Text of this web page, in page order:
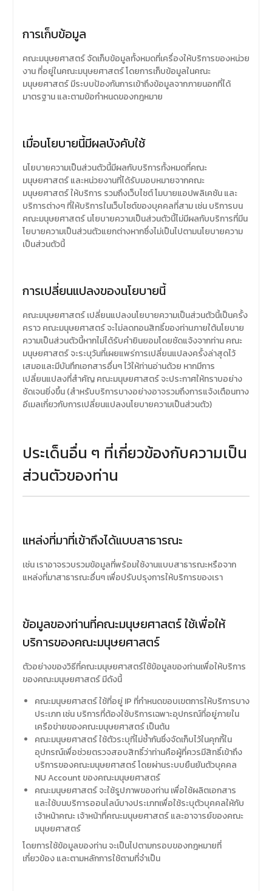
การเก็บข้อมูล
คณะมนุษยศาสตร์ จัดเก็บข้อมูลทั้งหมดที่เครื่องให้บริการของหน่วย
งาน ที่อยู่ในคณะมนุษยศาสตร์ โดยการเก็บข้อมูลในคณะ
มนุษยศาสตร์ มีระบบป้องกันการเข้าถึงข้อมูลจากภายนอกที่ได้
มาตรฐาน และตามข้อกำหนดของกฎหมาย
เมื่อนโยบายนี้มีผลบังคับใช้
นโยบายความเป็นส่วนตัวนี้มีผลกับบริการทั้งหมดที่คณะ
มนุษยศาสตร์ และหน่วยงานที่ได้รับมอบหมายจากคณะ
มนุษยศาสตร์ ให้บริการ รวมถึงเว็บไซต์ โมบายแอปพลิเคชัน และ
บริการต่างๆ ที่ให้บริการในเว็บไซต์ของบุคคลที่สาม เช่น บริการบน
คณะมนุษยศาสตร์ นโยบายความเป็นส่วนตัวนี้ไม่มีผลกับบริการที่มีน
โยบายความเป็นส่วนตัวแยกต่างหากซึ่งไม่เป็นไปตามนโยบายความ
เป็นส่วนตัวนี้
การเปลี่ยนแปลงของนโยบายนี้
คณะมนุษยศาสตร์ เปลี่ยนแปลงนโยบายความเป็นส่วนตัวนี้เป็นครั้ง
คราว คณะมนุษยศาสตร์ จะไม่ลดทอนสิทธิ์ของท่านภายใต้นโยบาย
ความเป็นส่วนตัวนี้หากไม่ได้รับคำยินยอมโดยชัดแจ้งจากท่าน คณะ
มนุษยศาสตร์ จะระบุวันที่เผยแพร่การเปลี่ยนแปลงครั้งล่าสุดไว้
เสมอและมีบันทึกเอกสารอื่นๆ ไว้ให้ท่านอ่านด้วย หากมีการ
เปลี่ยนแปลงที่สำคัญ คณะมนุษยศาสตร์ จะประกาศให้ทราบอย่าง
ชัดเจนยิ่งขึ้น (สำหรับบริการบางอย่างอาจรวมถึงการแจ้งเตือนทาง
อีเมลเกี่ยวกับการเปลี่ยนแปลงนโยบายความเป็นส่วนตัว)
ประเด็นอื่น ๆ ที่เกี่ยวข้องกับความเป็น
ส่วนตัวของท่าน
แหล่งที่มาที่เข้าถึงได้แบบสาธารณะ
เช่น เราอาจรวบรวมข้อมูลที่พร้อมใช้งานแบบสาธารณะหรือจาก
แหล่งที่มาสาธารณะอื่นๆ เพื่อปรับปรุงการให้บริการของเรา
ข้อมูลของท่านที่คณะมนุษยศาสตร์ ใช้เพื่อให้
บริการของคณะมนุษยศาสตร์
ตัวอย่างของวิธีที่คณะมนุษยศาสตร์ใช้ข้อมูลของท่านเพื่อให้บริการ
ของคณะมนุษยศาสตร์ มีดังนี้
คณะมนุษยศาสตร์ ใช้ที่อยู่ IP ที่กำหนดขอบเขตการให้บริการบาง
ประเภท เช่น บริการที่ต้องใช้บริการเฉพาะอุปกรณ์ที่อยู่ภายใน
เครือข่ายของคณะมนุษยศาสตร์ เป็นต้น
คณะมนุษยศาสตร์ ใช้ตัวระบุที่ไม่ซ้ำกันซึ่งจัดเก็บไว้ในคุกกี้ใน
อุปกรณ์เพื่อช่วยตรวจสอบสิทธิ์ว่าท่านคือผู้ที่ควรมีสิทธิ์เข้าถึง
บริการของคณะมนุษยศาสตร์ โดยผ่านระบบยืนยันตัวบุคคล
NU Account ของคณะมนุษยศาสตร์
คณะมนุษยศาสตร์ จะใช้รูปภาพของท่าน เพื่อใช้ผลิตเอกสาร
และใช้บนบริการออนไลน์บางประเภทเพื่อใช้ระบุตัวบุคคลให้กับ
เจ้าหน้าคณะ เจ้าหน้าที่คณะมนุษยศาสตร์ และอาจารย์ของคณะ
มนุษยศาสตร์
โดยการใช้ข้อมูลของท่าน จะเป็นไปตามกรอบของกฎหมายที่
เกี่ยวข้อง และตามหลักการใช้ตามที่จำเป็น